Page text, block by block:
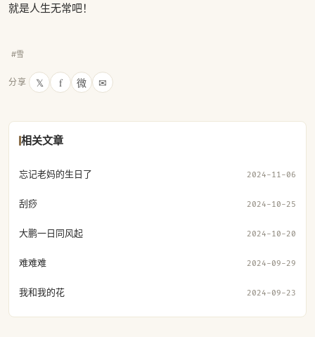
就是人生无常吧！
#雪
分享 𝕏 f 微 ✉
相关文章
忘记老妈的生日了 2024-11-06
刮痧 2024-10-25
大鹏一日同风起 2024-10-20
难难难 2024-09-29
我和我的花 2024-09-23